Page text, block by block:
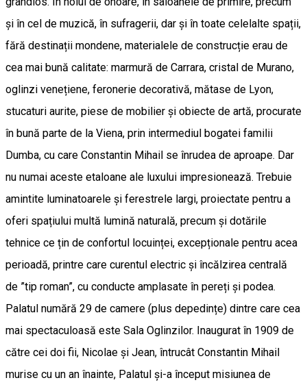
și în cel de muzică, în sufragerii, dar și în toate celelalte spații,
fără destinații mondene, materialele de construcție erau de
cea mai bună calitate: marmură de Carrara, cristal de Murano,
oglinzi venețiene, feronerie decorativă, mătase de Lyon,
stucaturi aurite, piese de mobilier și obiecte de artă, procurate
în bună parte de la Viena, prin intermediul bogatei familii
Dumba, cu care Constantin Mihail se înrudea de aproape. Dar
nu numai aceste etaloane ale luxului impresionează. Trebuie
amintite luminatoarele și ferestrele largi, proiectate pentru a
oferi spațiului multă lumină naturală, precum și dotările
tehnice ce țin de confortul locuinței, excepționale pentru acea
perioadă, printre care curentul electric și încălzirea centrală
de ”tip roman”, cu conducte amplasate în pereți și podea.
Palatul numără 29 de camere (plus depedințe) dintre care cea
mai spectaculoasă este Sala Oglinzilor. Inaugurat în 1909 de
către cei doi fii, Nicolae și Jean, întrucât Constantin Mihail
murise cu un an înainte, Palatul și-a început misiunea de